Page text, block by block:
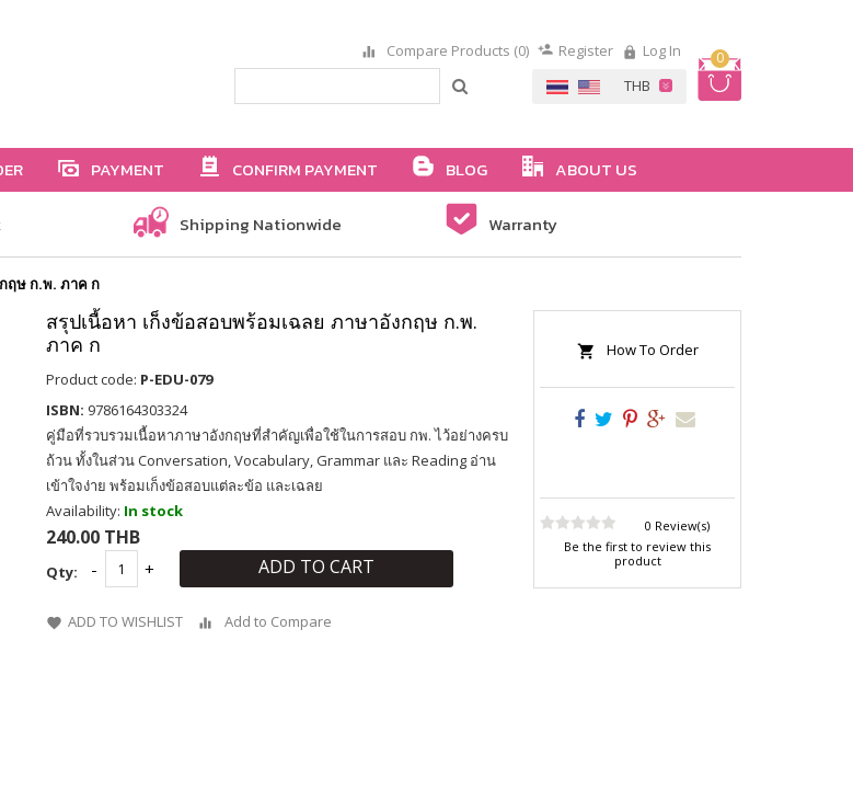
0
Compare Products (0) Register Log In
PAYMENT CONFIRM PAYMENT BLOG ABOUT US
Shipping Nationwide Warranty
ฤษ ก.พ. ภาค ก
สรุปเนื้อหา เก็งข้อสอบพร้อมเฉลย ภาษาอังกฤษ ก.พ.
ภาค ก
Product code: P-EDU-079
ISBN: 9786164303324
คู่มือที่รวบรวมเนื้อหาภาษาอังกฤษที่สำคัญเพื่อใช้ในการสอบ กพ. ไว้อย่างครบ
ถ้วน ทั้งในส่วน Conversation, Vocabulary, Grammar และ Reading อ่าน
เข้าใจง่าย พร้อมเก็งข้อสอบแต่ละข้อ และเฉลย
Availability: In stock
240.00 THB
Qty: ADD TO CART
ADD TO WISHLIST Add to Compare
How To Order
0 Review(s)
Be the first to review this
product